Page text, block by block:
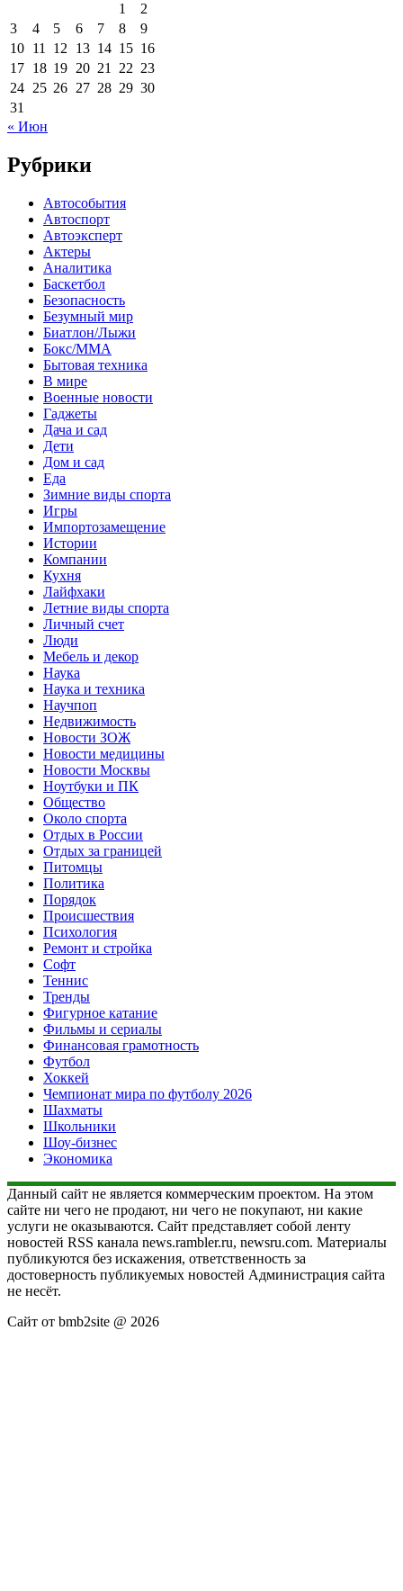
1
2
3
4 5 6 7 8
9
10 11 12 13 14 15 16
17 18 19 20 21 22 23
24 25 26 27 28 29 30
31
« Июн
Рубрики
Автособытия
Автоспорт
Автоэксперт
Актеры
Аналитика
Баскетбол
Безопасность
Безумный мир
Биатлон/Лыжи
Бокс/MMA
Бытовая техника
В мире
Военные новости
Гаджеты
Дача и сад
Дети
Дом и сад
Еда
Зимние виды спорта
Игры
Импортозамещение
Истории
Компании
Кухня
Лайфхаки
Летние виды спорта
Личный счет
Люди
Мебель и декор
Наука
Наука и техника
Научпоп
Недвижимость
Новости ЗОЖ
Новости медицины
Новости Москвы
Ноутбуки и ПК
Общество
Около спорта
Отдых в России
Отдых за границей
Питомцы
Политика
Порядок
Происшествия
Психология
Ремонт и стройка
Софт
Теннис
Тренды
Фигурное катание
Фильмы и сериалы
Финансовая грамотность
Футбол
Хоккей
Чемпионат мира по футболу 2026
Шахматы
Школьники
Шоу-бизнес
Экономика
Данный сайт не является коммерческим проектом. На этом
сайте ни чего не продают, ни чего не покупают, ни какие
услуги не оказываются. Сайт представляет собой ленту
новостей RSS канала news.rambler.ru, newsru.com. Материалы
публикуются без искажения, ответственность за
достоверность публикуемых новостей Администрация сайта
не несёт.
Сайт от bmb2site @ 2026